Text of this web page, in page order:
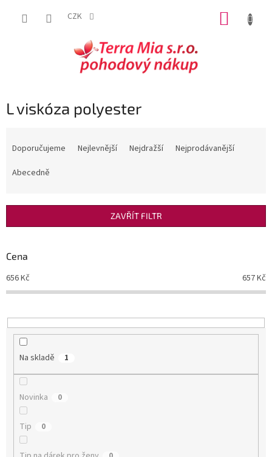
CZK
L viskóza polyester
r
d
k
t
Doporučujeme Nejlevnější Nejdražší
Nejprodávanější
Abecedně
ZAVŘÍT FILTR
Cena
656Kč 657Kč
Na skladě 1
Novinka 0
Tip 0